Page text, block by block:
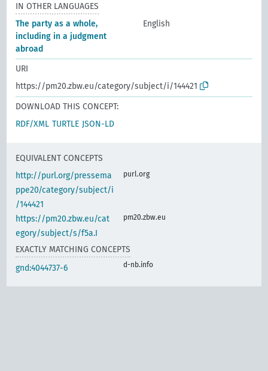
IN OTHER LANGUAGES
The party as a whole,
including in a judgment
abroad
English
URI
https://pm20.zbw.eu/category/subject/i/144421
DOWNLOAD THIS CONCEPT:
RDF/XML TURTLE JSON-LD
EQUIVALENT CONCEPTS
http://purl.org/pressema
ppe20/category/subject/i
/144421
purl.org
https://pm20.zbw.eu/cat
egory/subject/s/f5a.I
pm20.zbw.eu
EXACTLY MATCHING CONCEPTS
gnd:4044737-6
d-nb.info